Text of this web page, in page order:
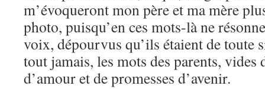
m’évoqueront mon père et ma mère
photo, puisqu’en ces mots-là ne
voix, dépourvus qu’ils étaient de toute
tout jamais, les mots des parents, vides
d’amour et de promesses d’avenir.